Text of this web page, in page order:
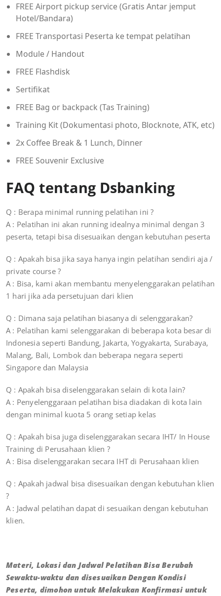
FREE Airport pickup service (Gratis Antar jemput
Hotel/Bandara)
FREE Transportasi Peserta ke tempat pelatihan
Module / Handout
FREE Flashdisk
Sertifikat
FREE Bag or backpack (Tas Training)
Training Kit (Dokumentasi photo, Blocknote, ATK, etc)
2x Coffee Break & 1 Lunch, Dinner
FREE Souvenir Exclusive
FAQ tentang Dsbanking
Q : Berapa minimal running pelatihan ini ?
A : Pelatihan ini akan running idealnya minimal dengan 3
peserta, tetapi bisa disesuaikan dengan kebutuhan peserta
Q : Apakah bisa jika saya hanya ingin pelatihan sendiri aja /
private course ?
A : Bisa, kami akan membantu menyelenggarakan pelatihan
1 hari jika ada persetujuan dari klien
Q : Dimana saja pelatihan biasanya di selenggarakan?
A : Pelatihan kami selenggarakan di beberapa kota besar di
Indonesia seperti Bandung, Jakarta, Yogyakarta, Surabaya,
Malang, Bali, Lombok dan beberapa negara seperti
Singapore dan Malaysia
Q : Apakah bisa diselenggarakan selain di kota lain?
A : Penyelenggaraan pelatihan bisa diadakan di kota lain
dengan minimal kuota 5 orang setiap kelas
Q : Apakah bisa juga diselenggarakan secara IHT/ In House
Training di Perusahaan klien ?
A : Bisa diselenggarakan secara IHT di Perusahaan klien
Q : Apakah jadwal bisa disesuaikan dengan kebutuhan klien
?
A : Jadwal pelatihan dapat di sesuaikan dengan kebutuhan
klien.
Materi, Lokasi dan Jadwal Pelatihan Bisa Berubah
Sewaktu-waktu dan disesuaikan Dengan Kondisi
Peserta, dimohon untuk Melakukan Konfirmasi untuk